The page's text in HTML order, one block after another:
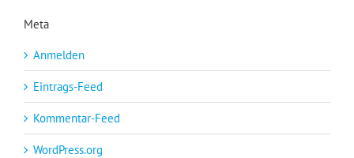
Meta
Anmelden
Eintrags-Feed
Kommentar-Feed
WordPress.org